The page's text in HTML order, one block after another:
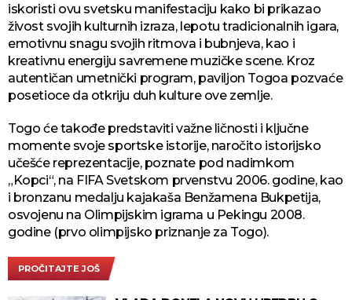
iskoristi ovu svetsku manifestaciju kako bi prikazao
živost svojih kulturnih izraza, lepotu tradicionalnih igara,
emotivnu snagu svojih ritmova i bubnjeva, kao i
kreativnu energiju savremene muzičke scene. Kroz
autentičan umetnički program, paviljon Togoa pozvaće
posetioce da otkriju duh kulture ove zemlje.
Togo će takođe predstaviti važne ličnosti i ključne
momente svoje sportske istorije, naročito istorijsko
učešće reprezentacije, poznate pod nadimkom
„Kopci“, na FIFA Svetskom prvenstvu 2006. godine, kao
i bronzanu medalju kajakaša Benžamena Bukpetija,
osvojenu na Olimpijskim igrama u Pekingu 2008.
godine (prvo olimpijsko priznanje za Togo).
PROČITAJTE JOŠ